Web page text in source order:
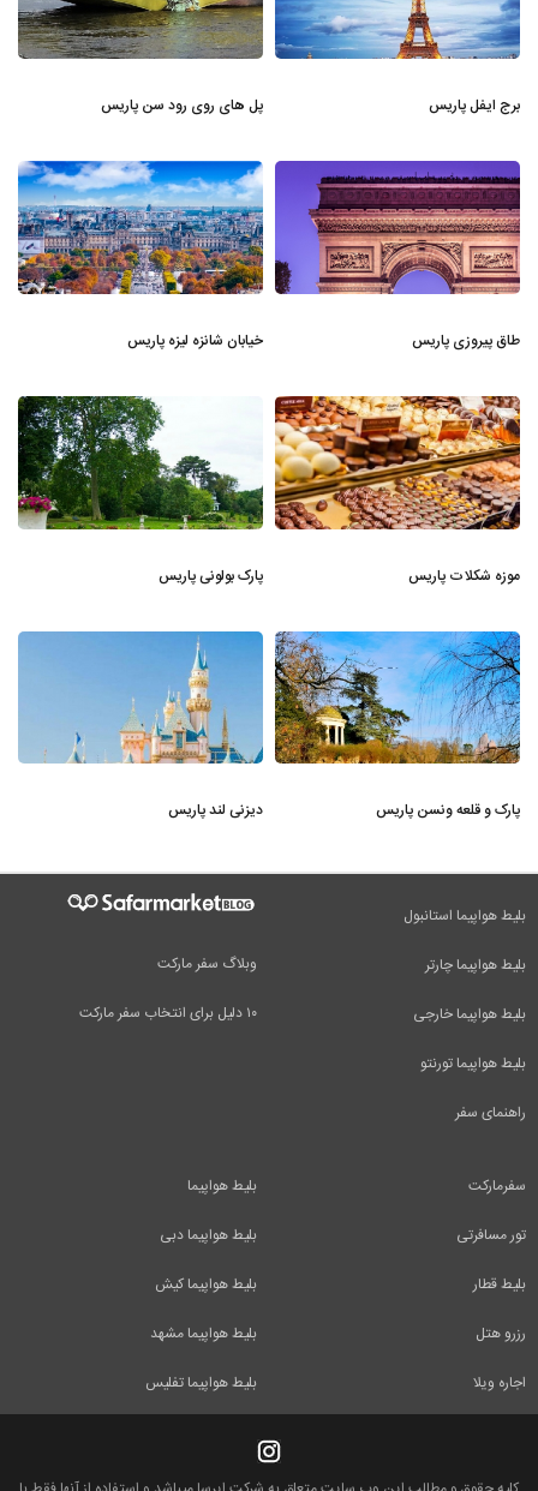
برج ایفل پاریس پل های روی رود سن پاریس
طاق پیروزی پاریس خیابان شانزه لیزه پاریس
موزه شکلات پاریس پارک بولونی پاریس
پارک و قلعه ونسن پاریس دیزنی لند پاریس
وبلاگ سفر مارکت
۱۰ دلیل برای انتخاب سفر مارکت
بلیط هواپیما استانبول
بلیط هواپیما چارتر
بلیط هواپیما خارجی
بلیط هواپیما تورنتو
راهنمای سفر
بلیط هواپیما
بلیط هواپیما دبی
بلیط هواپیما کیش
بلیط هواپیما مشهد
بلیط هواپیما تفلیس
سفرمارکت
تور مسافرتی
بلیط قطار
رزرو هتل
اجاره ویلا